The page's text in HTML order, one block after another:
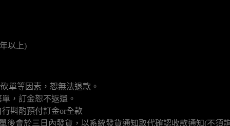
以上)
單等因素，恕無法退款。
，訂金恕不返還。
斟酌預付訂金or全款
會於三日內發貨，以系統發貨通知取代確認收款通知(不須